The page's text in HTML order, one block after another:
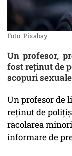
Foto: Pixabay
Un profesor,
fost reţinut de
scopuri
Un profesor de
reţinut de
racolarea
informare de